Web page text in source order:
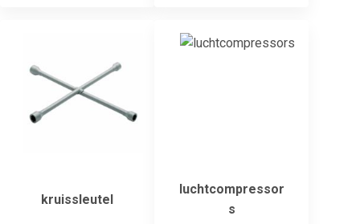
kruissleutel
luchtcompressor
s